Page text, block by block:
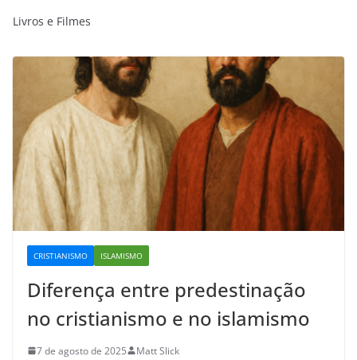
Livros e Filmes
CRISTIANISMO ISLAMISMO
Diferença entre predestinação
no cristianismo e no islamismo
7 de agosto de 2025 Matt Slick